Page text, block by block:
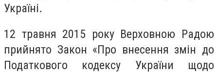
Україні.
12 травня 2015 року Верховною Радою
прийнято Закон «Про внесення змін до
Податкового кодексу України щодо